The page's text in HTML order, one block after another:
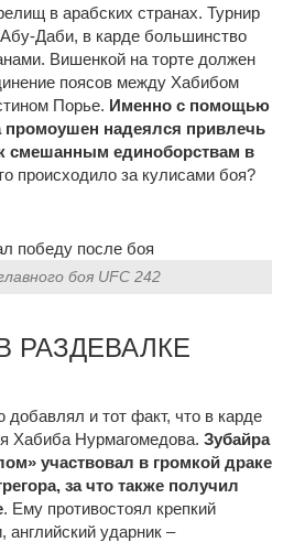
в арабских странах. Турнир
Даби, в карде большинство
Вишенкой на торте должен
поясов между Хабибом
Порье. Именно с помощью
промоушен надеялся привлечь
смешанным единоборствам в
происходило за кулисами боя?
боя UFC 242
РАЗДЕВАЛКЕ
и тот факт, что в карде
Хабиба Нурмагомедова. Зубайра
участвовал в громкой драке
за что также получил
. Ему противостоял крепкий
ударник –